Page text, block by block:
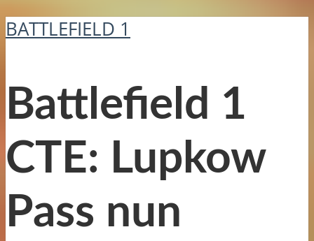
BATTLEFIELD 1
Battlefield 1
CTE: Lupkow
Pass nun